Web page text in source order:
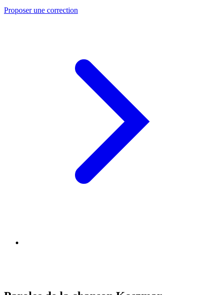
Proposer une correction